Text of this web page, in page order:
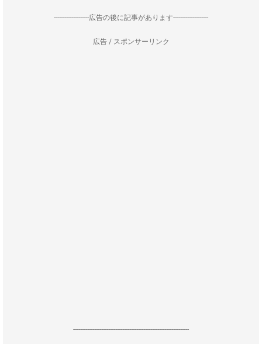
--------------------広告の後に記事があります--------------------
広告 / スポンサーリンク
------------------------------------------------------------------